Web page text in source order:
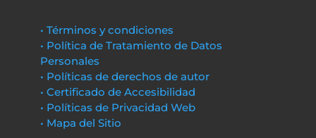
• Términos y condiciones
• Política de Tratamiento de Datos
Personales
• Políticas de derechos de autor
• Certificado de Accesibilidad
• Políticas de Privacidad Web
• Mapa del Sitio